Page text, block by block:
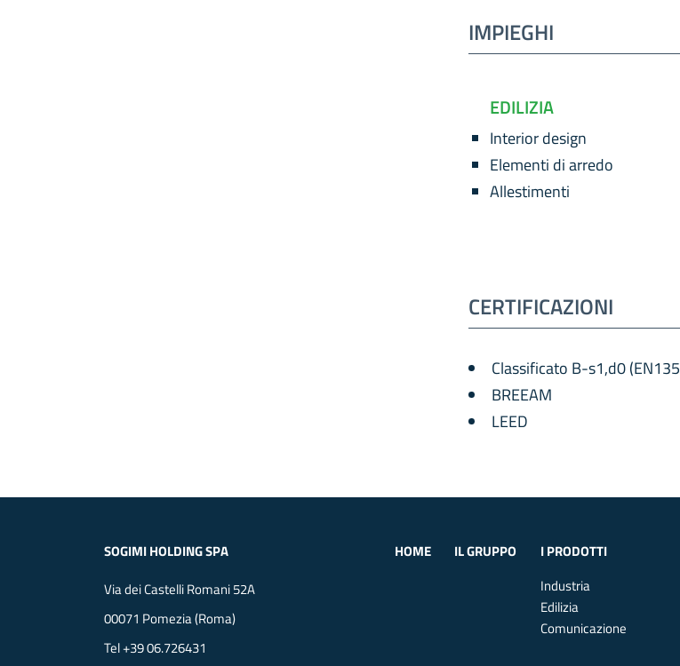
IMPIEGHI
EDILIZIA
Interior design
Elementi di arredo
Allestimenti
CERTIFICAZIONI
Classificato B-s1,d0
BREEAM
LEED
SOGIMI HOLDING SPA
Via dei Castelli Romani 52A
00071 Pomezia (Roma)
Tel+39 06.726431
HOME IL GRUPPO
I PRODOTTI
Industria
Edilizia
Comunicazione